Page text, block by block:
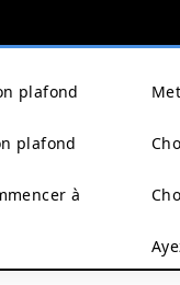
plafond
plafond
à